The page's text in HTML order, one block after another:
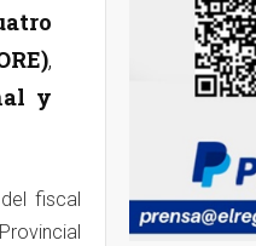
,
y
fiscal